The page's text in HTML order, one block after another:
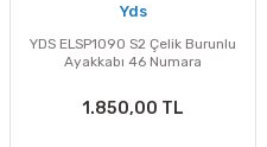
Yds
YDS ELSP1090 S2 Çelik Burunlu
Ayakkabı 46 Numara
1.850,00 TL